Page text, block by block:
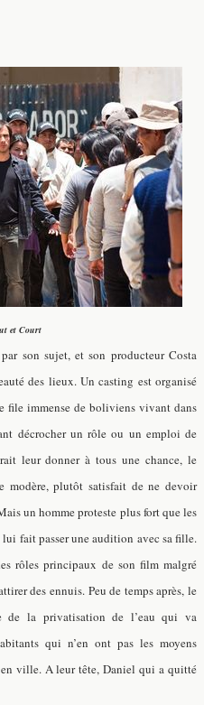
et Court
son sujet, et son producteur Costa
des lieux. Un casting est organisé
immense de boliviens vivant dans
décrocher un rôle ou un emploi de
leur donner à tous une chance, le
modère, plutôt satisfait de ne devoir
un homme proteste plus fort que les
fait passer une audition avec sa fille.
rôles principaux de son film malgré
des ennuis. Peu de temps après, le
de la privatisation de l’eau qui va
qui n’en ont pas les moyens
ville. A leur tête, Daniel qui a quitté